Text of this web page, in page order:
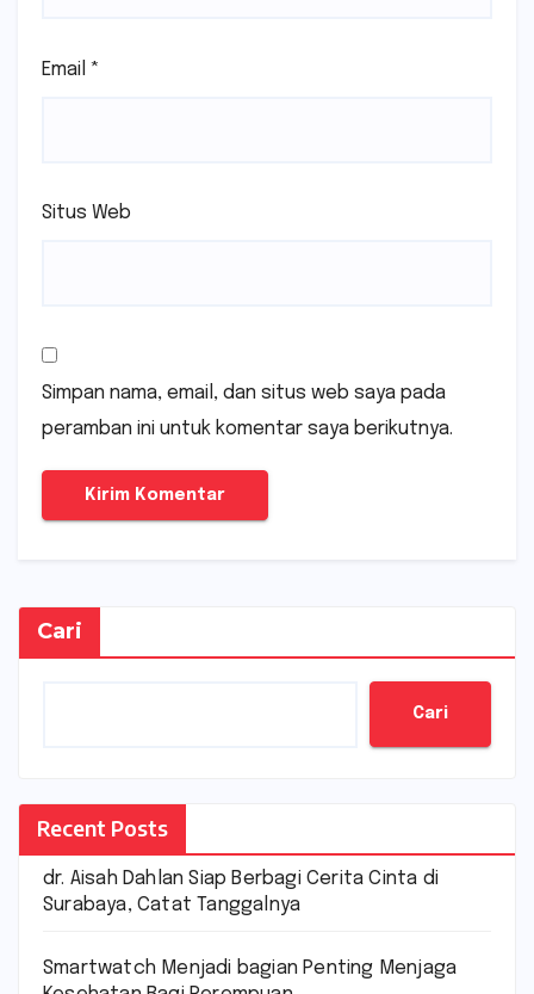
Email *
Situs Web
Simpan nama, email, dan situs web saya pada
peramban ini untuk komentar saya berikutnya.
Cari
Cari
Recent Posts
dr. Aisah Dahlan Siap Berbagi Cerita Cinta di
Surabaya, Catat Tanggalnya
Smartwatch Menjadi bagian Penting Menjaga